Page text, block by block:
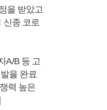
을 받았고
신종 코로
A/B 등 고
을 완료
력 높은